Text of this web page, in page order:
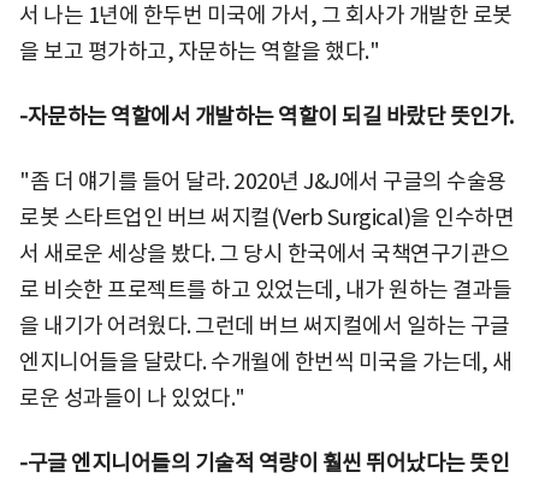
서 나는 1년에 한두번 미국에 가서, 그 회사가 개발한 로봇
을 보고 평가하고, 자문하는 역할을 했다."
-자문하는 역할에서 개발하는 역할이 되길 바랐단 뜻인가.
"좀 더 얘기를 들어 달라. 2020년 J&J에서 구글의 수술용
로봇 스타트업인 버브 써지컬(Verb Surgical)을 인수하면
서 새로운 세상을 봤다. 그 당시 한국에서 국책연구기관으
로 비슷한 프로젝트를 하고 있었는데, 내가 원하는 결과들
을 내기가 어려웠다. 그런데 버브 써지컬에서 일하는 구글
엔지니어들을 달랐다. 수개월에 한번씩 미국을 가는데, 새
로운 성과들이 나 있었다."
-구글 엔지니어들의 기술적 역량이 훨씬 뛰어났다는 뜻인